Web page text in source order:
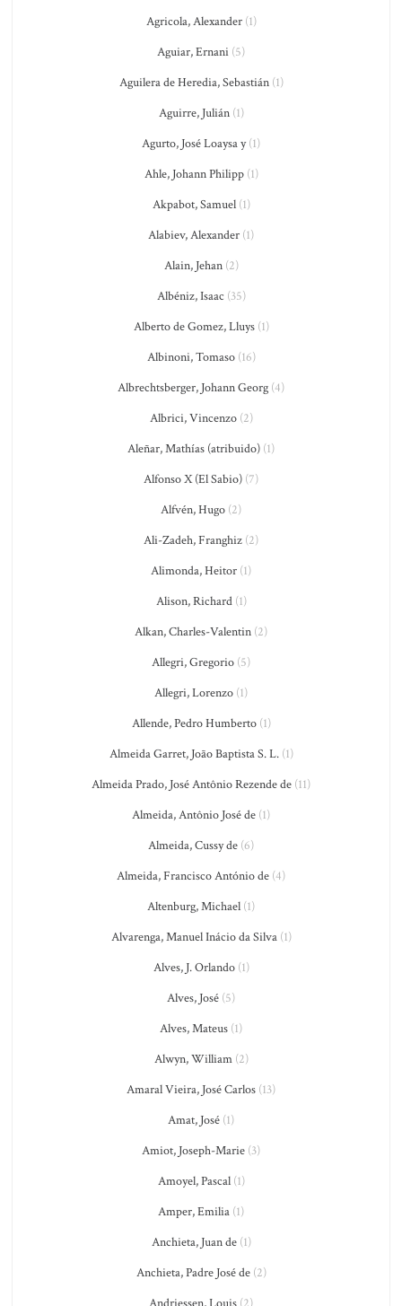
Agricola, Alexander(1)
Aguiar, Ernani (5)
Aguilera de Heredia, Sebastián(1)
Aguirre, Julián(1)
Agurto, José Loaysa y(1)
Ahle, Johann Philipp(1)
Akpabot, Samuel(1)
Alabiev, Alexander (1)
Alain, Jehan(2)
Albéniz, Isaac (35)
Alberto de Gomez, Lluys(1)
Albinoni, Tomaso(16)
Albrechtsberger, Johann Georg (4)
Albrici, Vincenzo(2)
Aleñar, Mathías (atribuido) (1)
Alfonso X (El Sabio) (7)
Alfvén, Hugo (2)
Ali-Zadeh, Franghiz (2)
Alimonda, Heitor (1)
Alison, Richard(1)
Alkan, Charles-Valentin (2)
Allegri, Gregorio (5)
Allegri, Lorenzo (1)
Allende, Pedro Humberto(1)
Almeida Garret, João Baptista S. L.(1)
Almeida Prado, José Antônio Rezende de (11)
Almeida, Antônio José de (1)
Almeida, Cussy de (6)
Almeida, Francisco António de (4)
Altenburg, Michael (1)
Alvarenga, Manuel Inácio da Silva(1)
Alves, J. Orlando(1)
Alves, José (5)
Alves, Mateus (1)
Alwyn, William(2)
Amaral Vieira, José Carlos (13)
Amat, José (1)
Amiot, Joseph-Marie (3)
Amoyel, Pascal(1)
Amper, Emilia (1)
Anchieta, Juan de(1)
Anchieta, Padre José de(2)